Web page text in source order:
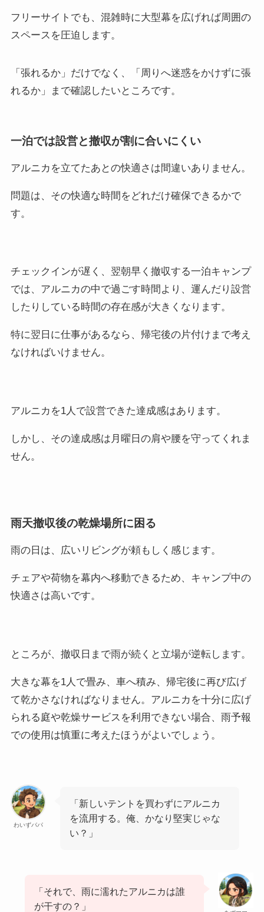
フリーサイトでも、混雑時に大型幕を広げれば周囲の
スペースを圧迫します。
「張れるか」だけでなく、「周りへ迷惑をかけずに張
れるか」まで確認したいところです。
一泊では設営と撤収が割に合いにくい
アルニカを立てたあとの快適さは間違いありません。
問題は、その快適な時間をどれだけ確保できるかで
す。
チェックインが遅く、翌朝早く撤収する一泊キャンプ
では、アルニカの中で過ごす時間より、運んだり設営
したりしている時間の存在感が大きくなります。
特に翌日に仕事があるなら、帰宅後の片付けまで考え
なければいけません。
アルニカを1人で設営できた達成感はあります。
しかし、その達成感は月曜日の肩や腰を守ってくれま
せん。
雨天撤収後の乾燥場所に困る
雨の日は、広いリビングが頼もしく感じます。
チェアや荷物を幕内へ移動できるため、キャンプ中の
快適さは高いです。
ところが、撤収日まで雨が続くと立場が逆転します。
大きな幕を1人で畳み、車へ積み、帰宅後に再び広げ
て乾かさなければなりません。アルニカを十分に広げ
られる庭や乾燥サービスを利用できない場合、雨予報
での使用は慎重に考えたほうがよいでしょう。
わいずパパ
「新しいテントを買わずにアルニカ
を流用する。俺、かなり堅実じゃな
い？」
「それで、雨に濡れたアルニカは誰
が干すの？」